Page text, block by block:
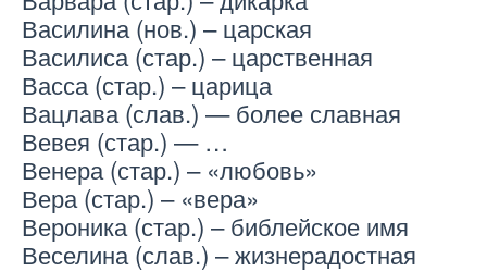
Василина (нов.) – царская
Василиса (стар.) – царственная
Васса (стар.) – царица
Вацлава (слав.) — более славная
Вевея (стар.) — …
Венера (стар.) – «любовь»
Вера (стар.) – «вера»
Вероника (стар.) – библейское имя
Веселина (слав.) – жизнерадостная